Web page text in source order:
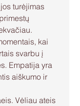
turėjimas
kai
svarbu į
Empatija yra
aiškumo ir
Vėliau ateis